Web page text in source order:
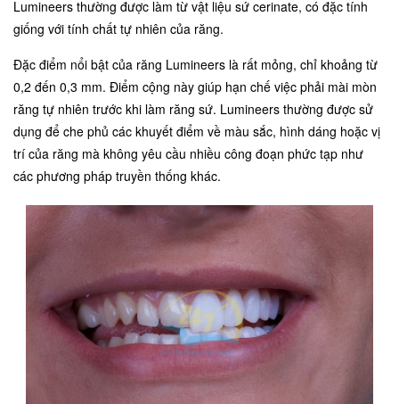
Lumineers thường được làm từ vật liệu sứ cerinate, có đặc tính
giống với tính chất tự nhiên của răng.
Đặc điểm nổi bật của răng Lumineers là rất mỏng, chỉ khoảng từ
0,2 đến 0,3 mm. Điểm cộng này giúp hạn chế việc phải mài mòn
răng tự nhiên trước khi làm răng sứ. Lumineers thường được sử
dụng để che phủ các khuyết điểm về màu sắc, hình dáng hoặc vị
trí của răng mà không yêu cầu nhiều công đoạn phức tạp như
các phương pháp truyền thống khác.